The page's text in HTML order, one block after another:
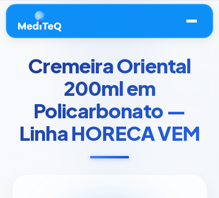
Cremeira Oriental
200ml em
Policarbonato —
Linha HORECA VEM